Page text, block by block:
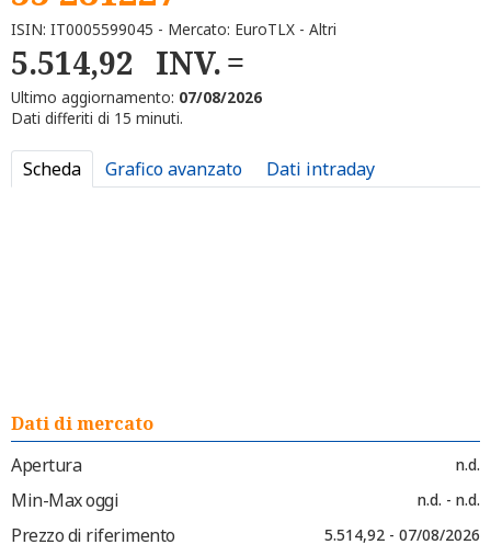
ISIN: IT0005599045 - Mercato: EuroTLX - Altri
5.514,92 INV.
Ultimo aggiornamento: 07/08/2026
Dati differiti di 15 minuti.
Scheda Grafico avanzato Dati intraday
Dati di mercato
Apertura
n.d.
Min-Max oggi n.d. - n.d.
Prezzo di riferimento 5.514,92 - 07/08/2026